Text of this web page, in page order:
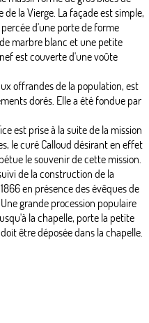
la Vierge. La façade est simple,
d'une porte de forme
marbre blanc et une petite
est couverte d'une voûte
offrandes de la population, est
dorés. Elle a été fondue par
est prise à la suite de la mission
le curé Calloud désirant en effet
le souvenir de cette mission.
de la construction de la
en présence des évêques de
grande procession populaire
la chapelle, porte la petite
être déposée dans la chapelle.